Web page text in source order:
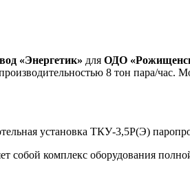
«Энергетик» для ОДО
8 тон пара/час.
установка ТКУ-3,5Р(Э)
собой комплекс оборудования